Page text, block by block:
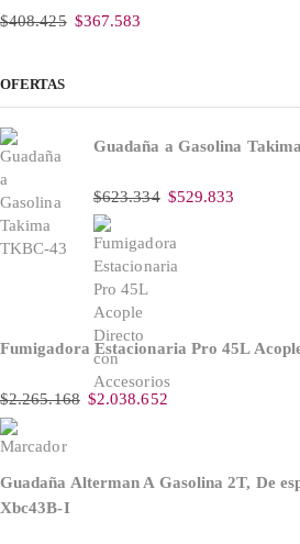
$408.425 $367.583
OFERTAS
Guadaña a Gasolina
$623.334 $529.833
Fumigadora Estacionaria Pro 45L
$2.265.168 $2.038.652
Guadaña Alterman A Gasolina 2T, De
Xbc43B-I